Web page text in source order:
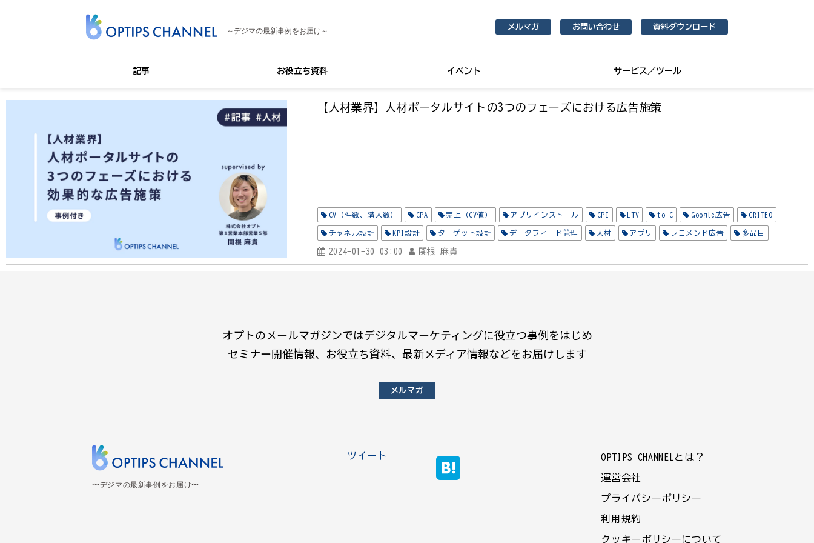
～デジマの最新事例をお届け～ メルマガ お問い合わせ 資料ダウンロード
記事 お役立ち資料 イベント サービス／ツール
【人材業界】人材ポータルサイトの3つのフェーズにおける広告施策
CV（件数、購入数） CPA 売上（CV値） アプリインストール CPI LTV to C Google広告 CRITEO
チャネル設計 KPI設計 ターゲット設計 データフィード管理 人材 アプリ レコメンド広告 多品目
2024-01-30 03:00 関根 麻貴
オプトのメールマガジンではデジタルマーケティングに役立つ事例をはじめ
セミナー開催情報、お役立ち資料、最新メディア情報などをお届けします
メルマガ
〜デジマの最新事例をお届け〜
ツイート OPTIPS CHANNELとは？
運営会社
プライバシーポリシー
利用規約
クッキーポリシーについて